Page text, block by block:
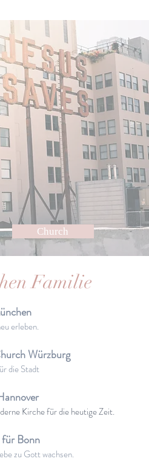
Church
Familie
erleben.
Würzburg
die Stadt
Kirche für die heutige Zeit.
Bonn
zu Gott wachsen.